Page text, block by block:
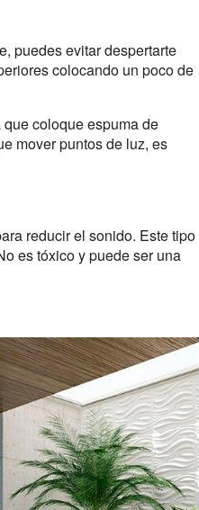
puedes evitar despertarte
colocando un poco de
coloque espuma de
mover puntos de luz, es
reducir el sonido. Este tipo
es tóxico y puede ser una